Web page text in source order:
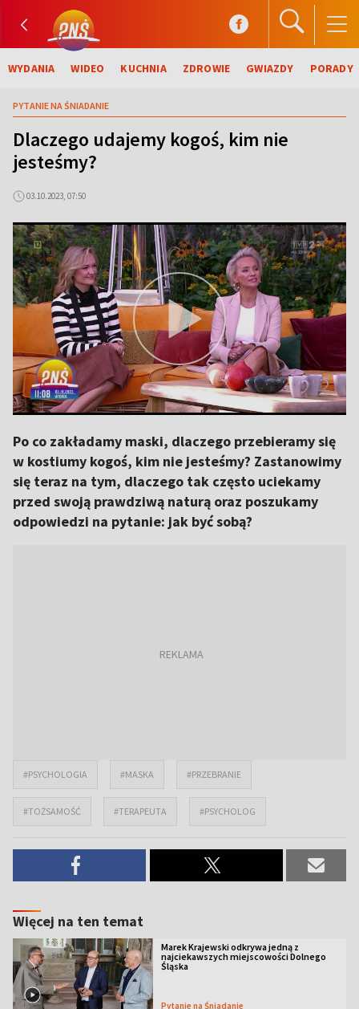
WYDANIA WIDEO KUCHNIA ZDROWIE GWIAZDY PORADY
PYTANIE NA ŚNIADANIE
Dlaczego udajemy kogoś, kim nie
jesteśmy?
03.10.2023, 07:50
Po co zakładamy maski, dlaczego przebieramy się
w kostiumy kogoś, kim nie jesteśmy? Zastanowimy
się teraz na tym, dlaczego tak często uciekamy
przed swoją prawdziwą naturą oraz poszukamy
odpowiedzi na pytanie: jak być sobą?
#PSYCHOLOGIA #MASKA #PRZEBRANIE
#TOŻSAMOŚĆ #TERAPEUTA #PSYCHOLOG
Więcej na ten temat
Marek Krajewski odkrywa jedną z
najciekawszych miejscowości Dolnego
Śląska
Pytanie na Śniadanie